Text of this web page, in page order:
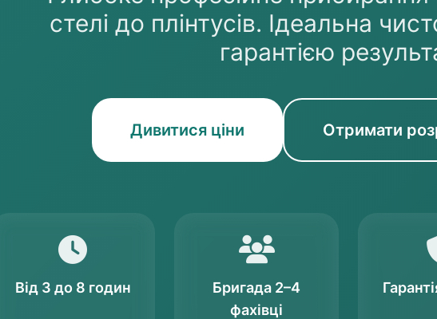
стелі до плінтусів. Ідеальна
гарантією
Дивитися ціни Отримати
Від 3 до 8 годин
Бригада 2–4
фахівці